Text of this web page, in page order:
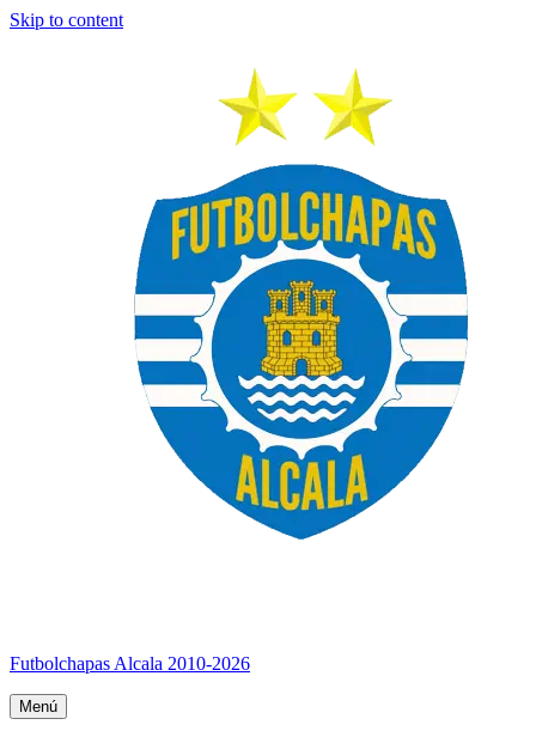
Skip to content
Futbolchapas Alcala 2010-2026
Menú